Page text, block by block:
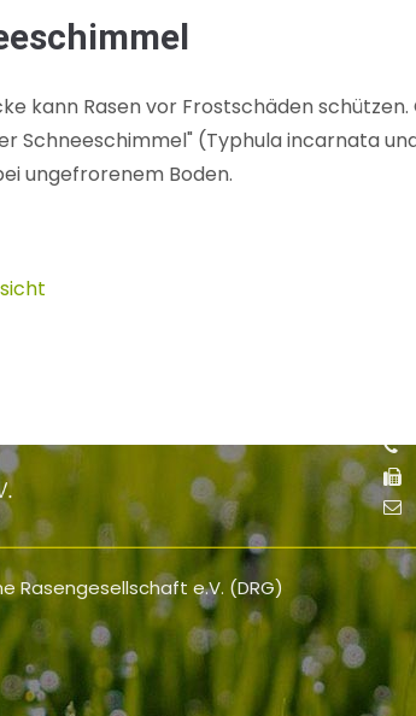
kann Rasen vor Frostschäden
Schneeschimmel" (Typhula incarnata
ungefrorenem Boden.
Rasengesellschaft e.V. (DRG)